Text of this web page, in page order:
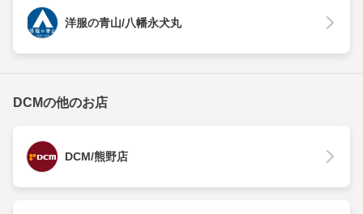
洋服の青山/八幡永犬丸
DCMの他のお店
DCM/熊野店